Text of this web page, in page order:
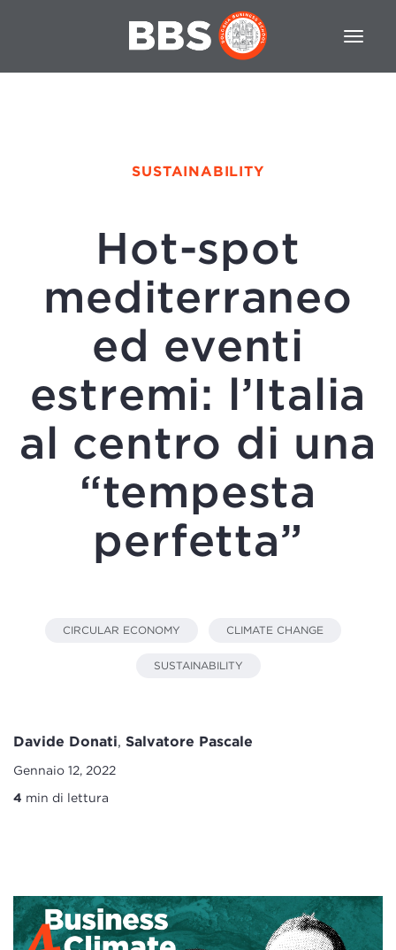
SUSTAINABILITY
Hot-spot
mediterraneo
ed eventi
estremi: l’Italia
al centro di una
“tempesta
perfetta”
CIRCULAR ECONOMY CLIMATE CHANGE
SUSTAINABILITY
Davide Donati, Salvatore Pascale
Gennaio 12, 2022
4 min di lettura